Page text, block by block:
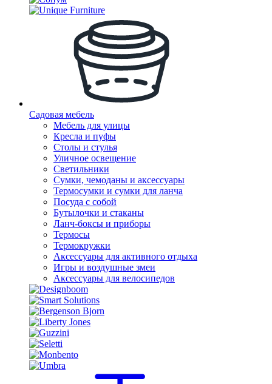
Садовая мебель
Мебель для улицы
Кресла и пуфы
Столы и стулья
Уличное освещение
Светильники
Сумки, чемоданы и аксессуары
Термосумки и сумки для ланча
Посуда с собой
Бутылочки и стаканы
Ланч-боксы и приборы
Термосы
Термокружки
Аксессуары для активного отдыха
Игры и воздушные змеи
Аксессуары для велосипедов